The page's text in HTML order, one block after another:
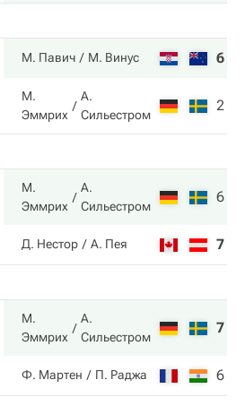
М. Павич М. Винус 6
М.
Эммрих
А.
Сильестром
2
М.
Эммрих
А.
Сильестром
6
Д. Нестор А. Пея 7
М.
Эммрих
А.
Сильестром
7
Ф. Мартен П. Раджа 6